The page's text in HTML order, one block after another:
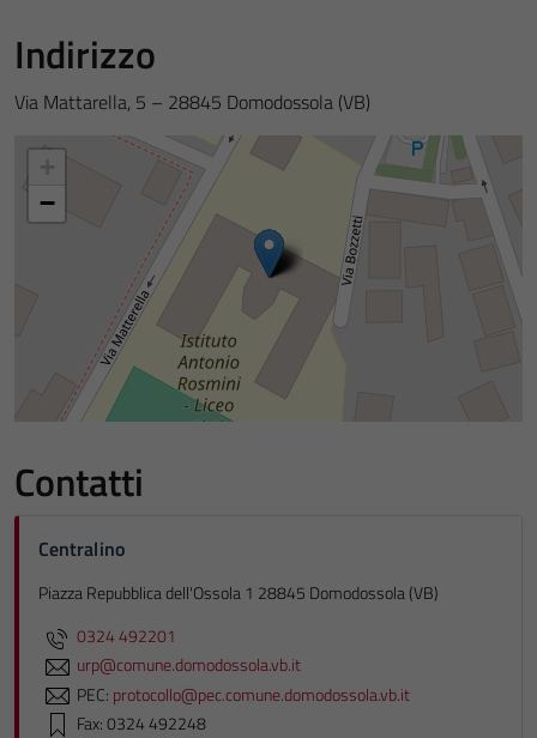
Indirizzo
Via Mattarella, 5 – 28845 Domodossola (VB)
−
Contatti
Centralino
Piazza Repubblica dell'Ossola 1 28845 Domodossola (VB)
0324 492201
urp@comune.domodossola.vb.it
PEC: protocollo@pec.comune.domodossola.vb.it
Fax: 0324 492248